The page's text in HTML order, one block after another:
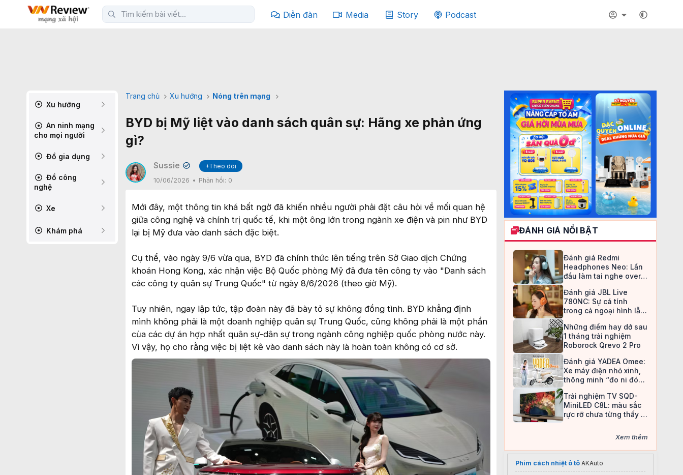
Diễn đàn Media Story Podcast
Xu hướng
An ninh mạng
cho mọi người
Đồ gia dụng
Đồ công
nghệ
Xe
Khám phá
Trang chủ Xu hướng Nóng trên mạng
BYD bị Mỹ liệt vào danh sách quân sự: Hãng xe phản ứng
gì?
Sussie ✔
+Theo dõi
10/06/2026
Phản hồi: 0
Mới đây, một thông tin khá bất ngờ đã khiến nhiều người phải đặt câu hỏi về mối quan hệ
giữa công nghệ và chính trị quốc tế, khi một ông lớn trong ngành xe điện và pin như BYD
lại bị Mỹ đưa vào danh sách đặc biệt.
Cụ thể, vào ngày 9/6 vừa qua, BYD đã chính thức lên tiếng trên Sở Giao dịch Chứng
khoán Hong Kong, xác nhận việc Bộ Quốc phòng Mỹ đã đưa tên công ty vào "Danh sách
các công ty quân sự Trung Quốc" từ ngày 8/6/2026 (theo giờ Mỹ).
Tuy nhiên, ngay lập tức, tập đoàn này đã bày tỏ sự không đồng tình. BYD khẳng định
mình không phải là một doanh nghiệp quân sự Trung Quốc, cũng không phải là một phần
của các dự án hợp nhất quân sự-dân sự trong ngành công nghiệp quốc phòng nước này.
Vì vậy, họ cho rằng việc bị liệt kê vào danh sách này là hoàn toàn không có cơ sở.
ĐÁNH GIÁ NỔI BẬT
Đánh giá Redmi
Headphones Neo: Lần
đầu làm tai nghe over-
an toàn
Đánh giá JBL Live
780NC: Sự cá tính
trong cả ngoại hình lẫn
Những điểm hay dở sau
1 tháng trải nghiệm
Roborock Qrevo 2 Pro
Đánh giá YADEA Omee:
Xe máy điện nhỏ xinh,
thông minh “đo ni đóng
Trải nghiệm TV SQD-
MiniLED C8L: màu sắc
rực rỡ chưa từng thấy ở
Xem thêm
Phim cách nhiệt ô tô AKAuto